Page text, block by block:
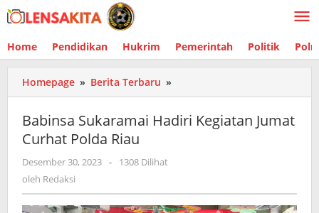
Lewati
ke
Home Pendidikan Hukrim Pemerintah Politik
Homepage » Berita Terbaru »
Sukaramai
Hadiri
Kegiatan
Babinsa Sukaramai Hadiri Kegiatan Jumat
Curhat Polda Riau
Desember 30, 2023 oleh
-
1308 Dilihat
oleh Redaksi